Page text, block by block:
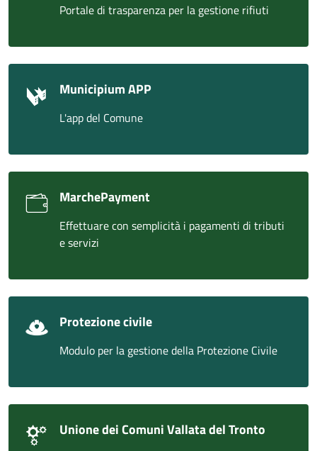
Portale di trasparenza per la gestione rifiuti
Municipium APP
L'app del Comune
MarchePayment
Effettuare con semplicità i pagamenti di tributi
e servizi
Protezione civile
Modulo per la gestione della Protezione Civile
Unione dei Comuni Vallata del Tronto